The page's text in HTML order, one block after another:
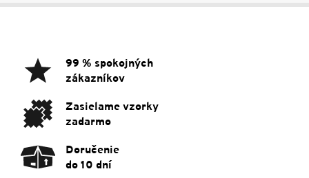
99 % spokojných
zákazníkov
Zasielame vzorky
zadarmo
Doručenie
do 10 dní